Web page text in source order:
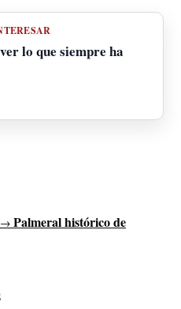
lo que siempre ha
→ Palmeral histórico de